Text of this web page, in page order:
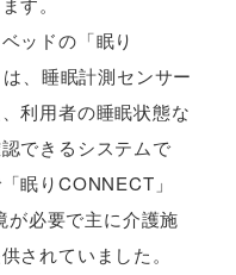
ッドの「眠り
、睡眠計測センサー
利用者の睡眠状態な
できるシステムで
眠りCONNECT」
が必要で主に介護施
されていました。